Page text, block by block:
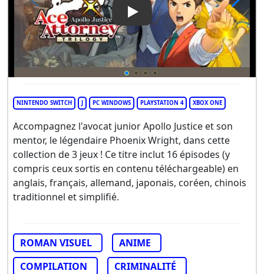
Play Video: Apollo Justice
NINTENDO SWITCH PC WINDOWS PLAYSTATION 4 XBOX ONE
Accompagnez l'avocat junior Apollo Justice et son
mentor, le légendaire Phoenix Wright, dans cette
collection de 3 jeux ! Ce titre inclut 16 épisodes (y
compris ceux sortis en contenu téléchargeable) en
anglais, français, allemand, japonais, coréen, chinois
traditionnel et simplifié.
ROMAN VISUEL
ANIME
COMPILATION
CRIMINALITÉ